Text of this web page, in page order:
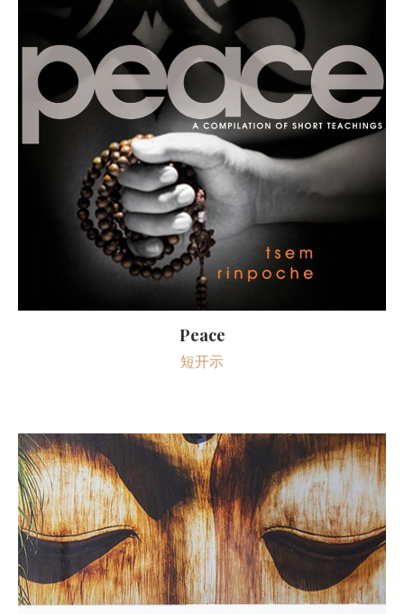
Peace
短开示